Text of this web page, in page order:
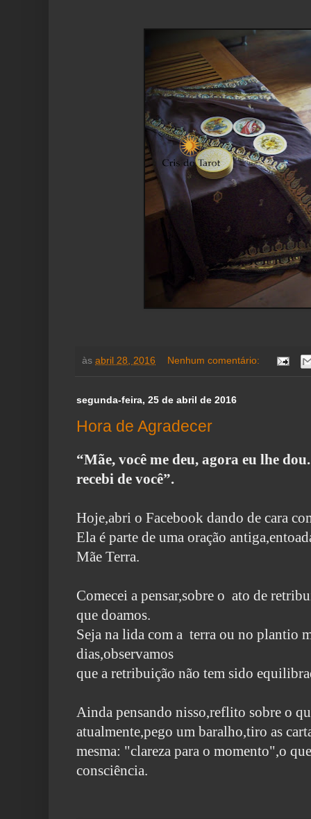
às abril 28, 2016 Nenhum comentário:
segunda-feira, 25 de abril de 2016
Hora de Agradecer
“Mãe, você me deu, agora eu lhe
recebi de você”.
Hoje,abri o Facebook dando de cara
Ela é parte de uma oração
Mãe Terra.
Comecei a pensar,sobre o ato de
que doamos.
Seja na lida com a terra ou no plantio
dias,observamos
que a retribuição não tem sido
Ainda pensando nisso,reflito sobre o
atualmente,pego um baralho,tiro as
mesma: "clareza para o momento",o
consciência.